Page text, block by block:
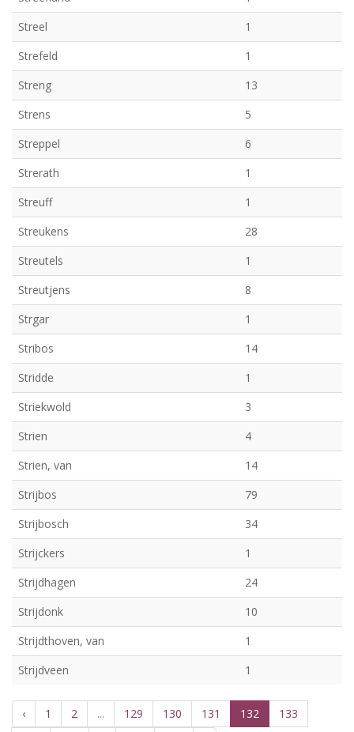
Streel
1
Strefeld
1
Streng
13
Strens
5
Streppel
6
Strerath
1
Streuff
1
Streukens
28
Streutels
1
Streutjens
8
Strgar
1
Stribos
14
Stridde
1
Striekwold
3
Strien
4
Strien, van
14
Strijbos
79
Strijbosch
34
Strijckers
1
Strijdhagen
24
Strijdonk
10
Strijdthoven, van
1
Strijdveen
1
‹ 1 2 ... 129 130 131 132 133